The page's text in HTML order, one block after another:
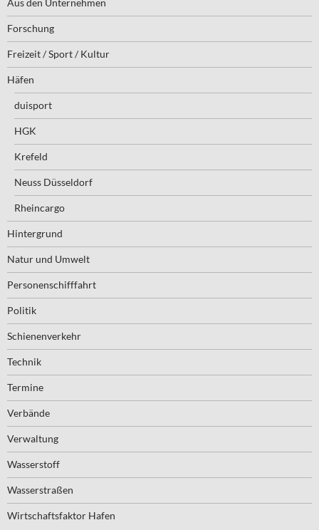
Aus den Unternehmen
Forschung
Freizeit / Sport / Kultur
Häfen
duisport
HGK
Krefeld
Neuss Düsseldorf
Rheincargo
Hintergrund
Natur und Umwelt
Personenschifffahrt
Politik
Schienenverkehr
Technik
Termine
Verbände
Verwaltung
Wasserstoff
Wasserstraßen
Wirtschaftsfaktor Hafen